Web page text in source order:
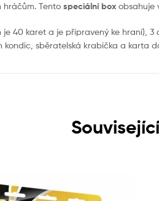
hráčům. Tento speciální box obsahuje
40 karet a je připravený ke hraní),
kondic, sběratelská krabička a karta